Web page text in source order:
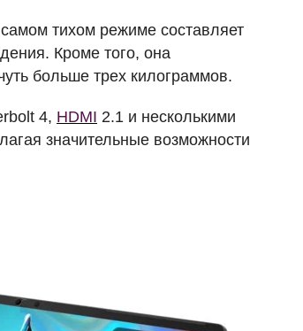
тихом режиме составляет
Кроме того, она
больше трех килограммов.
4, HDMI 2.1 и несколькими
значительные возможности